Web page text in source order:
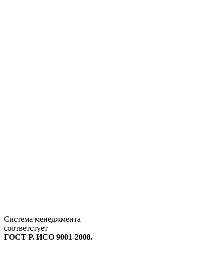
Система менеджмента
соответстует
ГОСТ Р. ИСО 9001-2008.